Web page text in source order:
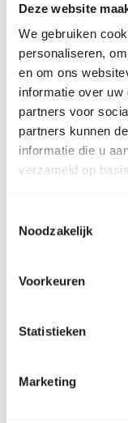
Deze website
We gebruiken
personaliseren,
en om ons
informatie over
partners voor
partners kunnen
informatie die u
verzameld op
Noodzakelijk
Voorkeuren
Statistieken
Marketing
Over dit
Deze vis wordt los
Eiwit
Dit product is een